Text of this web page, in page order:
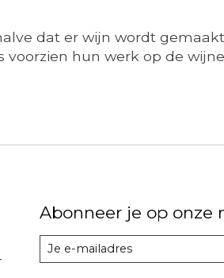
dat er wijn wordt
voorzien hun werk op de
Abonneer je op onze